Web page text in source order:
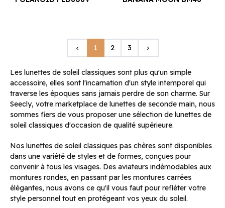
keyboard_arrow_left Précédent
1 2 3 keyboard_arrow_right
Les lunettes de soleil classiques sont plus qu'un simple
accessoire, elles sont l'incarnation d'un style intemporel qui
traverse les époques sans jamais perdre de son charme. Sur
Seecly, votre marketplace de lunettes de seconde main, nous
sommes fiers de vous proposer une sélection de lunettes de
soleil classiques d'occasion de qualité supérieure.
Nos lunettes de soleil classiques pas chères sont disponibles
dans une variété de styles et de formes, conçues pour
convenir à tous les visages. Des aviateurs indémodables aux
montures rondes, en passant par les montures carrées
élégantes, nous avons ce qu'il vous faut pour refléter votre
style personnel tout en protégeant vos yeux du soleil.